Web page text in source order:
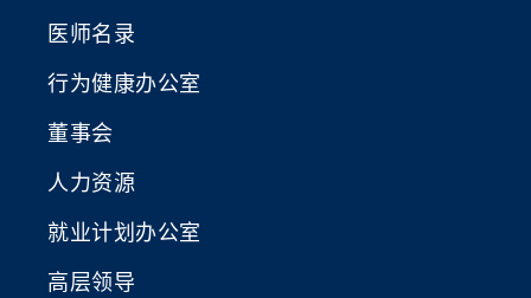
医师名录
行为健康办公室
董事会
人力资源
就业计划办公室
高层领导